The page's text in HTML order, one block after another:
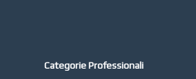
Categorie Professionali